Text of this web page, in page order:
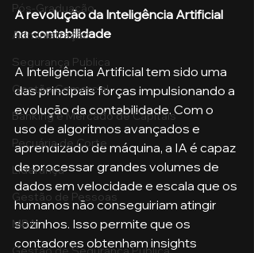
Pós-Graduação
Administração
Segurança Publica
Gestão Comercial
Banking e Mercado de Capitais
Pecuária de Corte
Liderança
Gestão de Pessoas
MBA
A revolução da Inteligência Artificial
na contabilidade
A Inteligência Artificial tem sido uma
das principais forças impulsionando a
evolução da contabilidade. Com o
uso de algoritmos avançados e
aprendizado de máquina, a IA é capaz
de processar grandes volumes de
dados em velocidade e escala que os
humanos não conseguiriam atingir
sozinhos. Isso permite que os
contadores obtenham insights